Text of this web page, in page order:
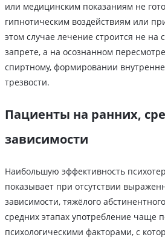
или медицинским показаниям не
гипнотическим воздействиям или
этом случае лечение строится не на
запрете, а на осознанном
спиртному, формировании
трезвости.
Пациенты на ранних,
зависимости
Наибольшую эффективность
показывает при отсутствии
зависимости, тяжёлого
средних этапах употребление чаще
психологическими факторами, с